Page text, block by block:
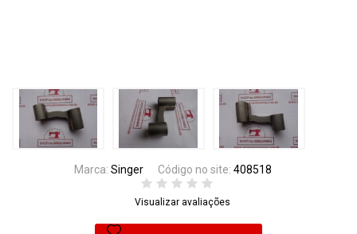
Marca: Singer Código no site: 408518
Visualizar avaliações